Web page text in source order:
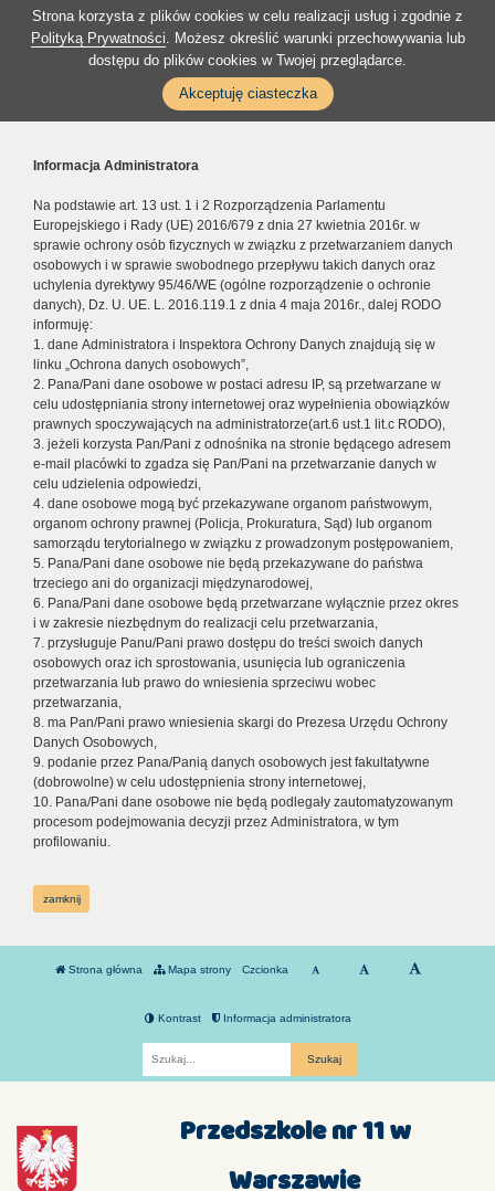
Strona korzysta z plików cookies w celu realizacji usług i zgodnie z
Polityką Prywatności. Możesz określić warunki przechowywania lub
dostępu do plików cookies w Twojej przeglądarce.
Akceptuję ciasteczka
Informacja Administratora
Na podstawie art. 13 ust. 1 i 2 Rozporządzenia Parlamentu
Europejskiego i Rady (UE) 2016/679 z dnia 27 kwietnia 2016r. w
sprawie ochrony osób fizycznych w związku z przetwarzaniem danych
osobowych i w sprawie swobodnego przepływu takich danych oraz
uchylenia dyrektywy 95/46/WE (ogólne rozporządzenie o ochronie
danych), Dz. U. UE. L. 2016.119.1 z dnia 4 maja 2016r., dalej RODO
informuję:
1. dane Administratora i Inspektora Ochrony Danych znajdują się w
linku „Ochrona danych osobowych”,
2. Pana/Pani dane osobowe w postaci adresu IP, są przetwarzane w
celu udostępniania strony internetowej oraz wypełnienia obowiązków
prawnych spoczywających na administratorze(art.6 ust.1 lit.c RODO),
3. jeżeli korzysta Pan/Pani z odnośnika na stronie będącego adresem
e-mail placówki to zgadza się Pan/Pani na przetwarzanie danych w
celu udzielenia odpowiedzi,
4. dane osobowe mogą być przekazywane organom państwowym,
organom ochrony prawnej (Policja, Prokuratura, Sąd) lub organom
samorządu terytorialnego w związku z prowadzonym postępowaniem,
5. Pana/Pani dane osobowe nie będą przekazywane do państwa
trzeciego ani do organizacji międzynarodowej,
6. Pana/Pani dane osobowe będą przetwarzane wyłącznie przez okres
i w zakresie niezbędnym do realizacji celu przetwarzania,
7. przysługuje Panu/Pani prawo dostępu do treści swoich danych
osobowych oraz ich sprostowania, usunięcia lub ograniczenia
przetwarzania lub prawo do wniesienia sprzeciwu wobec
przetwarzania,
8. ma Pan/Pani prawo wniesienia skargi do Prezesa Urzędu Ochrony
Danych Osobowych,
9. podanie przez Pana/Panią danych osobowych jest fakultatywne
(dobrowolne) w celu udostępnienia strony internetowej,
10. Pana/Pani dane osobowe nie będą podlegały zautomatyzowanym
procesom podejmowania decyzji przez Administratora, w tym
profilowaniu.
zamknij
Strona główna Mapa strony Czcionka
Kontrast Informacja administratora
Przedszkole nr 11 w
Warszawie